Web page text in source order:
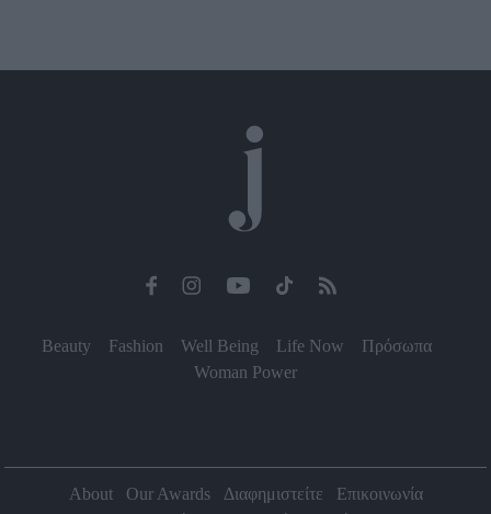
Beauty Fashion Well Being Life Now
Πρόσωπα
Woman Power
About Our Awards Διαφημιστείτε
Επικοινωνία